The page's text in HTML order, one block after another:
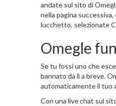
andate sul sito di
nella pagina
lucchetto, selezionate
Omegle
Se tu fossi uno che
bannato da lì a breve.
automaticamente il tuo
Con una live chat sul